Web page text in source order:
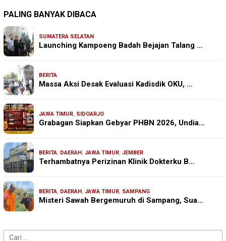
PALING BANYAK DIBACA
SUMATERA SELATAN
Launching Kampoeng Badah Bejajan Talang …
BERITA
Massa Aksi Desak Evaluasi Kadisdik OKU, …
JAWA TIMUR, SIDOARJO
Grabagan Siapkan Gebyar PHBN 2026, Undia…
BERITA, DAERAH , JAWA TIMUR, JEMBER
Terhambatnya Perizinan Klinik Dokterku B…
BERITA, DAERAH , JAWA TIMUR, SAMPANG
Misteri Sawah Bergemuruh di Sampang, Sua…
Cari